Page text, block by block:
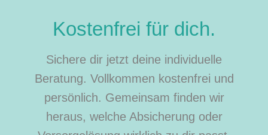
Kostenfrei für dich.
Sichere dir jetzt deine individuelle
Beratung. Vollkommen kostenfrei und
persönlich. Gemeinsam finden wir
heraus, welche Absicherung oder